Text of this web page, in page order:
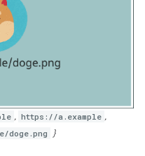
, https://a.example ,
doge.png }